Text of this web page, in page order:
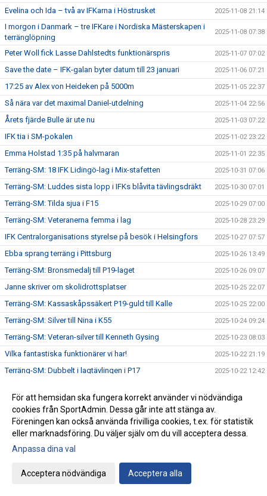
Evelina och Ida – två av IFKarna i Höstrusket 2025-11-08 21:14
I morgon i Danmark – tre IFKare i Nordiska Mästerskapen i
terränglöpning
2025-11-08 07:38
Peter Woll fick Lasse Dahlstedts funktionärspris 2025-11-07 07:02
Save the date – IFK-galan byter datum till 23 januari 2025-11-06 07:21
17:25 av Alex von Heideken på 5000m 2025-11-05 22:37
Så nära var det maximal Daniel-utdelning 2025-11-04 22:56
Årets fjärde Bulle är ute nu 2025-11-03 07:22
IFK tia i SM-pokalen 2025-11-02 23:22
Emma Holstad 1:35 på halvmaran 2025-11-01 22:35
Terräng-SM: 18 IFK Lidingö-lag i Mix-stafetten 2025-10-31 07:06
Terräng-SM: Luddes sista lopp i IFKs blåvita tävlingsdräkt 2025-10-30 07:01
Terräng-SM: Tilda sjua i F15 2025-10-29 07:00
Terräng-SM: Veteranerna femma i lag 2025-10-28 23:29
IFK Centralorganisations styrelse på besök i Helsingfors 2025-10-27 07:57
Ebba sprang terräng i Pittsburg 2025-10-26 13:49
Terräng-SM: Bronsmedalj till P19-laget 2025-10-26 09:07
Janne skriver om skolidrottsplatser 2025-10-25 22:07
Terräng-SM: Kassaskåpssäkert P19-guld till Kalle 2025-10-25 22:00
Terräng-SM: Silver till Nina i K55 2025-10-24 09:24
Terräng-SM: Veteran-silver till Kenneth Gysing 2025-10-23 08:03
Vilka fantastiska funktionärer vi har! 2025-10-22 21:19
Terräng-SM: Dubbelt i lagtävlingen i P17 2025-10-22 12:42
terräng
Terräng-SM: Samuels första USM-guld 2025-10-21 07:48
Terräng-SM: Trippelseger i P16 2025-10-20 14:35
Terräng-SM: Överlägsen Sebbeseger i P17
Andreas Movin nära att kliva under tretimmarsgränsen i
Chicago
För att hemsidan ska fungera korrekt använder vi nödvändiga
cookies från SportAdmin. Dessa går inte att stänga av.
Föreningen kan också använda frivilliga cookies, t.ex. för statistik
eller marknadsföring. Du väljer själv om du vill acceptera dessa.
Anpassa dina val
Acceptera nödvändiga Acceptera alla